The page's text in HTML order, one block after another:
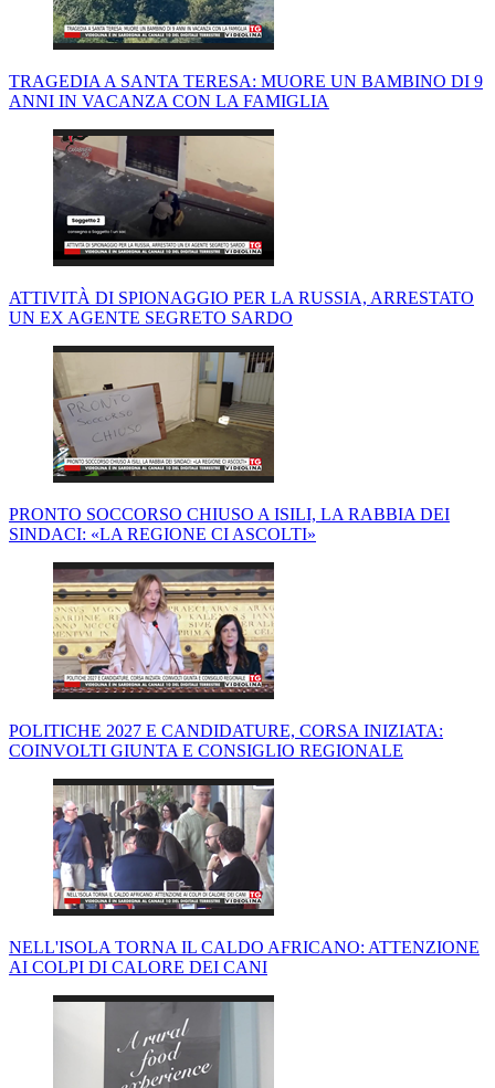
TRAGEDIA A SANTA TERESA: MUORE UN BAMBINO DI 9
ANNI IN VACANZA CON LA FAMIGLIA
ATTIVITÀ DI SPIONAGGIO PER LA RUSSIA, ARRESTATO
UN EX AGENTE SEGRETO SARDO
PRONTO SOCCORSO CHIUSO A ISILI, LA RABBIA DEI
SINDACI: «LA REGIONE CI ASCOLTI»
POLITICHE 2027 E CANDIDATURE, CORSA INIZIATA:
COINVOLTI GIUNTA E CONSIGLIO REGIONALE
NELL'ISOLA TORNA IL CALDO AFRICANO: ATTENZIONE
AI COLPI DI CALORE DEI CANI